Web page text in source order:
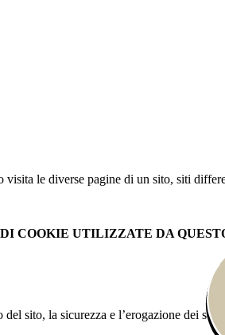
visita le diverse pagine di un sito, siti
COOKIE UTILIZZATE DA
sito, la sicurezza e l’erogazione dei